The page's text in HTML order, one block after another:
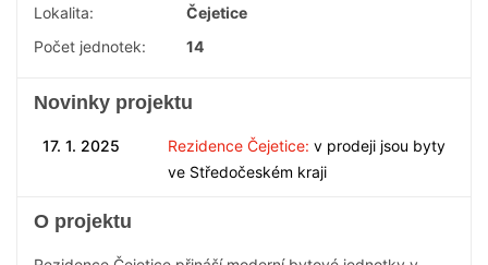
Lokalita:
Čejetice
Počet jednotek:
14
Novinky projektu
17. 1. 2025 Rezidence Čejetice: v prodeji jsou byty
ve Středočeském kraji
O projektu